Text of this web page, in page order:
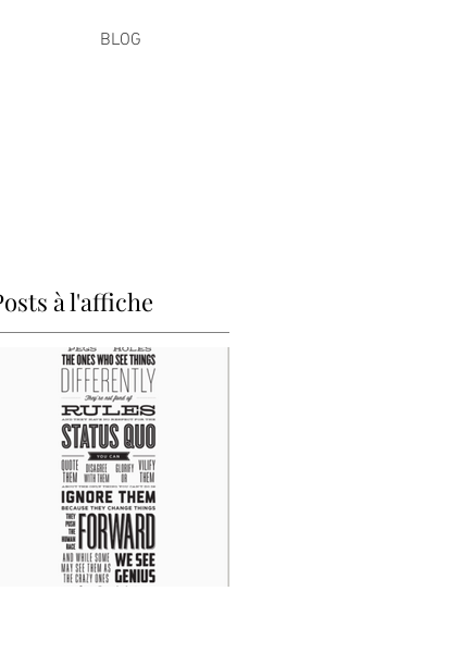
BLOG
à l'affiche